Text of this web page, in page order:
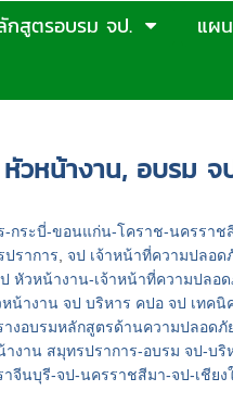
กสูตรอบรม จป. แผ
วหน้างาน, อบรม
กระบี่-ขอนแก่น-โคราช-นครราช
ราการ จป เจ้าหน้าที่ความปลอ
หัวหน้างาน-เจ้าหน้าที่ความปลอ
น้างาน จป บริหาร คปอ จป เทค
างอบรมหลักสูตรด้านความปลอดภั
างาน สมุทรปราการ-อบรม จป-บ
จีนบุรี-จป-นครราชสีมา-จป-เชียง